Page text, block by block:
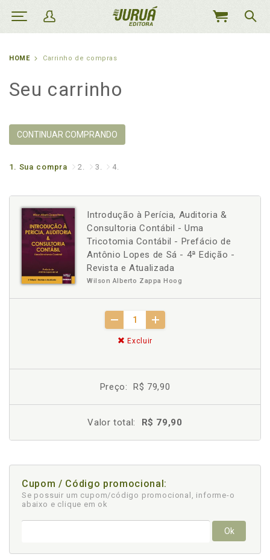
MEU
HOME Carrinho de compras
Seu carrinho
CONTINUAR COMPRANDO
1. Sua compra 2. 3. 4.
Introdução à Perícia, Auditoria &
Consultoria Contábil - Uma
Tricotomia Contábil - Prefácio de
Antônio Lopes de Sá - 4ª Edição -
Revista e Atualizada
Wilson Alberto Zappa Hoog
Excluir
Preço: R$ 79,90
Valor total: R$ 79,90
Cupom / Código promocional:
Se possuir um cupom/código promocional, informe-o
abaixo e clique em ok
Ok